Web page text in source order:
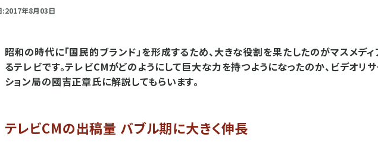
:2017年8月03日
昭和の時代に「国民的ブランド」を形成するため、大きな役割を果たしたのがマスメデ
るテレビです。テレビCMがどのようにして巨大な力を持つようになったのか、ビデオリ
ション局の國吉正章氏に解説してもらいます。
テレビCMの出稿量 バブル期に大きく伸長